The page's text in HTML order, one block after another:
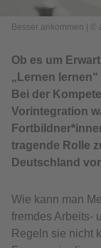
Besser ankommen ©
Ob es um
„Lernen
Bei der
Vorintegration
tragende Rolle
Deutschland
Wie kann man
fremdes Arbeits-
Regeln sie nicht